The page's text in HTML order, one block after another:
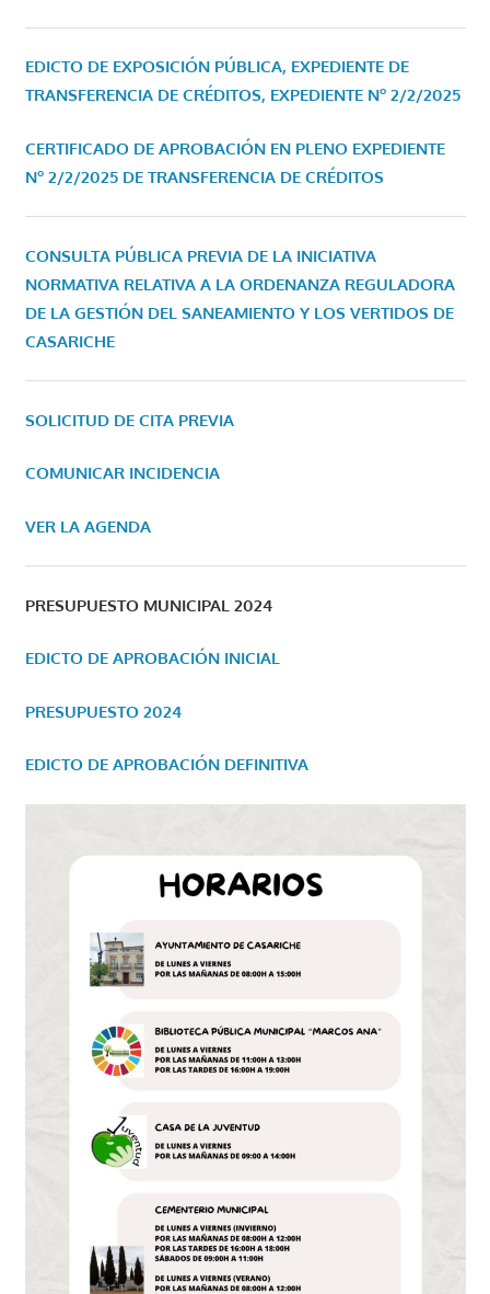
EDICTO DE EXPOSICIÓN PÚBLICA, EXPEDIENTE DE
TRANSFERENCIA DE CRÉDITOS, EXPEDIENTE Nº 2/2/2025
CERTIFICADO DE APROBACIÓN EN PLENO EXPEDIENTE
Nº 2/2/2025 DE TRANSFERENCIA DE CRÉDITOS
CONSULTA PÚBLICA PREVIA DE LA INICIATIVA
NORMATIVA RELATIVA A LA ORDENANZA REGULADORA
DE LA GESTIÓN DEL SANEAMIENTO Y LOS VERTIDOS DE
CASARICHE
SOLICITUD DE CITA PREVIA
COMUNICAR INCIDENCIA
VER LA AGENDA
PRESUPUESTO MUNICIPAL 2024
EDICTO DE APROBACIÓN INICIAL
PRESUPUESTO 2024
EDICTO DE APROBACIÓN DEFINITIVA